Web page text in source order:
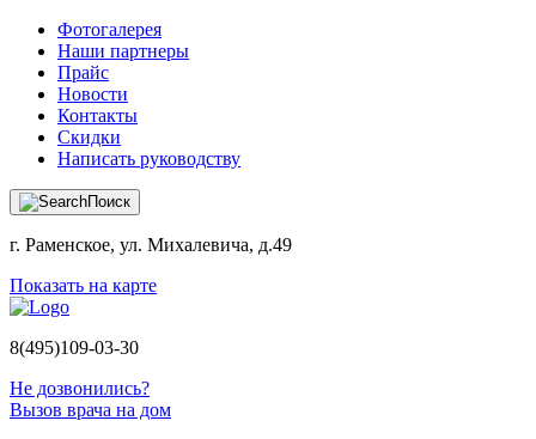
Фотогалерея
Наши партнеры
Прайс
Новости
Контакты
Скидки
Написать руководству
Поиск
г. Раменское, ул. Михалевича, д.49
Показать на карте
8(495)109-03-30
Не дозвонились?
Вызов врача на дом